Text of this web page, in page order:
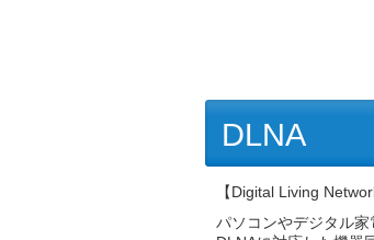
DLNA
【Digital Living
パソコンやデジタル家